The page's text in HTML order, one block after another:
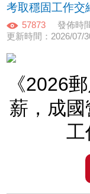
考取穩固工作交
57873
發佈時
更新時間：2026/07/
《2026
薪，成
工